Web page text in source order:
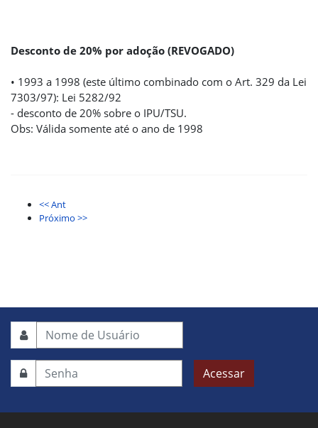
Desconto de 20% por adoção (REVOGADO)
• 1993 a 1998 (este último combinado com o Art. 329 da Lei
7303/97): Lei 5282/92
- desconto de 20% sobre o IPU/TSU.
Obs: Válida somente até o ano de 1998
<< Ant
Próximo >>
Acessar